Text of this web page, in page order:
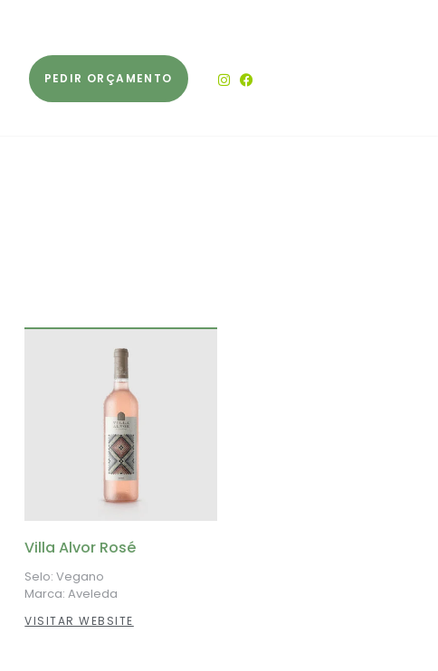
PEDIR ORÇAMENTO
Villa Alvor Rosé
Selo: Vegano
Marca: Aveleda
VISITAR WEBSITE